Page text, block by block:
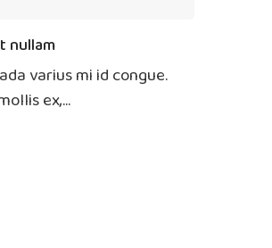
nullam
varius mi id congue.
ex,...